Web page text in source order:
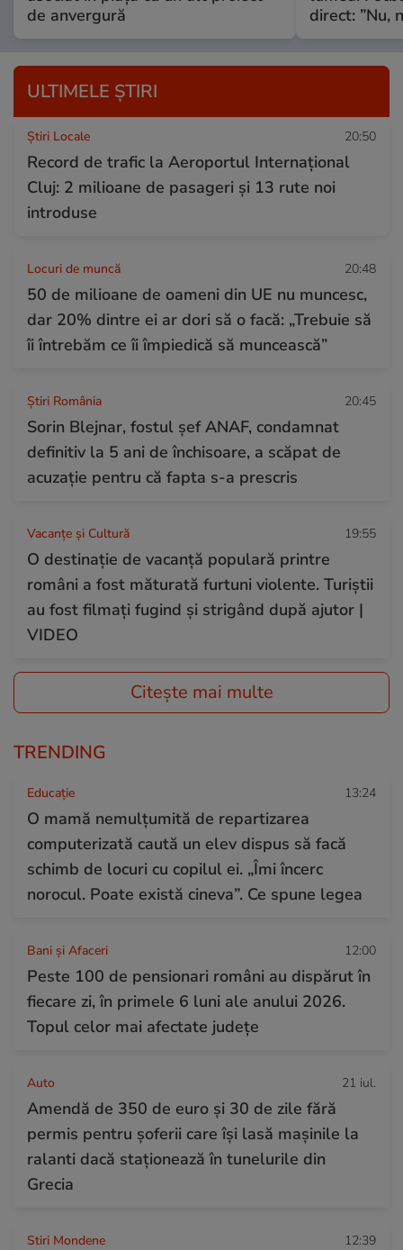
de anvergură
direct: ”Nu,
ULTIMELE ȘTIRI
Știri Locale 20:50
Record de trafic la Aeroportul Internațional
Cluj: 2 milioane de pasageri și 13 rute noi
introduse
Locuri de muncă 20:48
50 de milioane de oameni din UE nu muncesc,
dar 20% dintre ei ar dori să o facă: „Trebuie să
îi întrebăm ce îi împiedică să muncească”
Știri România 20:45
Sorin Blejnar, fostul șef ANAF, condamnat
definitiv la 5 ani de închisoare, a scăpat de
acuzație pentru că fapta s-a prescris
Vacanțe și Cultură 19:55
O destinație de vacanță populară printre
români a fost măturată furtuni violente. Turiștii
au fost filmați fugind și strigând după ajutor |
VIDEO
Citește mai multe
TRENDING
Educație 13:24
O mamă nemulțumită de repartizarea
computerizată caută un elev dispus să facă
schimb de locuri cu copilul ei. „Îmi încerc
norocul. Poate există cineva”. Ce spune legea
Bani și Afaceri 12:00
Peste 100 de pensionari români au dispărut în
fiecare zi, în primele 6 luni ale anului 2026.
Topul celor mai afectate județe
Auto 21 iul.
Amendă de 350 de euro și 30 de zile fără
permis pentru șoferii care își lasă mașinile la
ralanti dacă staționează în tunelurile din
Grecia
Stiri Mondene 12:39